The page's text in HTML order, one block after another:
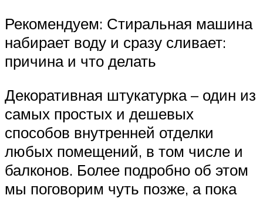
Рекомендуем: Стиральная машина
набирает воду и сразу сливает:
причина и что делать
Декоративная штукатурка – один из
самых простых и дешевых
способов внутренней отделки
любых помещений, в том числе и
балконов. Более подробно об этом
мы поговорим чуть позже, а пока